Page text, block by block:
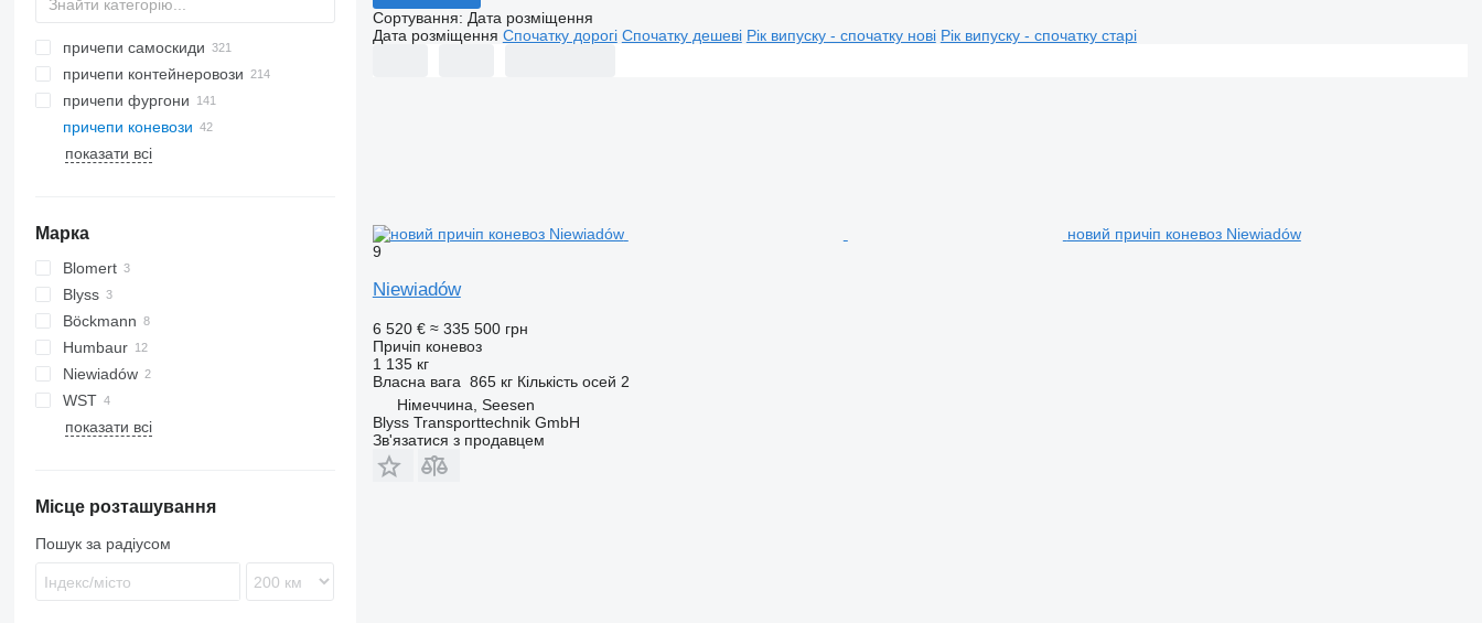
причепи самоскиди
причепи контейнеровози
причепи фургони
причепи коневози
показати всі
Марка
Blomert
Blyss
Böckmann
Humbaur
Xanthos Aero
Niewiadów
WST
показати всі
Місце розташування
Пошук за радіусом
Сортування: Дата розміщення
Дата розміщення Спочатку дорогі Спочатку дешеві Рік випуску - спочатку нові Рік випуску - спочатку старі
новий причіп коневоз Niewiadów
9
Niewiadów
6 520 € ≈ 335 500 грн
Причіп коневоз
1 135 кг
Власна вага 865 кг Кількість осей 2
Німеччина, Seesen
Blyss Transporttechnik GmbH
Зв'язатися з продавцем